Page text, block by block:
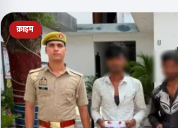
क्राइम